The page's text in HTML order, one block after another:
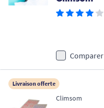
Comparer
Livraison offerte
Climsom